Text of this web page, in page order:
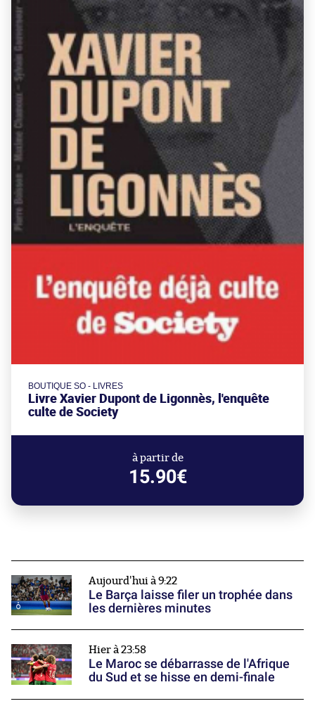
BOUTIQUE SO - LIVRES
Livre Xavier Dupont de Ligonnès, l'enquête
culte de Society
à partir de
15.90€
Aujourd'hui à 9:22
Le Barça laisse filer un trophée dans
les dernières minutes
Hier à 23:58
Le Maroc se débarrasse de l'Afrique
du Sud et se hisse en demi-finale